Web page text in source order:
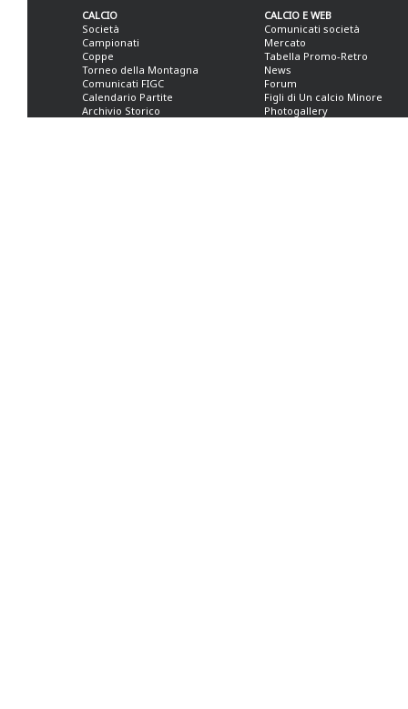
CALCIO
Società
Campionati
Coppe
Torneo della Montagna
Comunicati FIGC
Calendario Partite
Archivio Storico
CALCIO E WEB
Comunicati società
Mercato
Tabella Promo-Retro
News
Forum
Figli di Un calcio Minore
Photogallery